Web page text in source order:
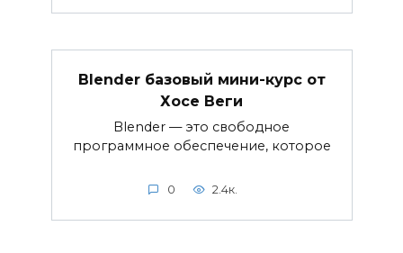
Blender базовый мини-курс от
Хосе Веги
Blender — это свободное
программное обеспечение, которое
0 2.4к.